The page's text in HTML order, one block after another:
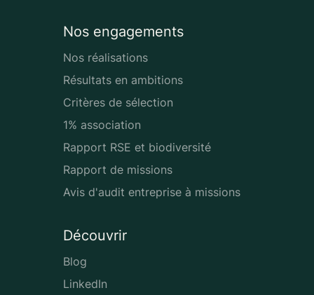
Nos engagements
Nos réalisations
Résultats en ambitions
Critères de sélection
1% association
Rapport RSE et biodiversité
Rapport de missions
Avis d'audit entreprise à missions
Découvrir
Blog
LinkedIn